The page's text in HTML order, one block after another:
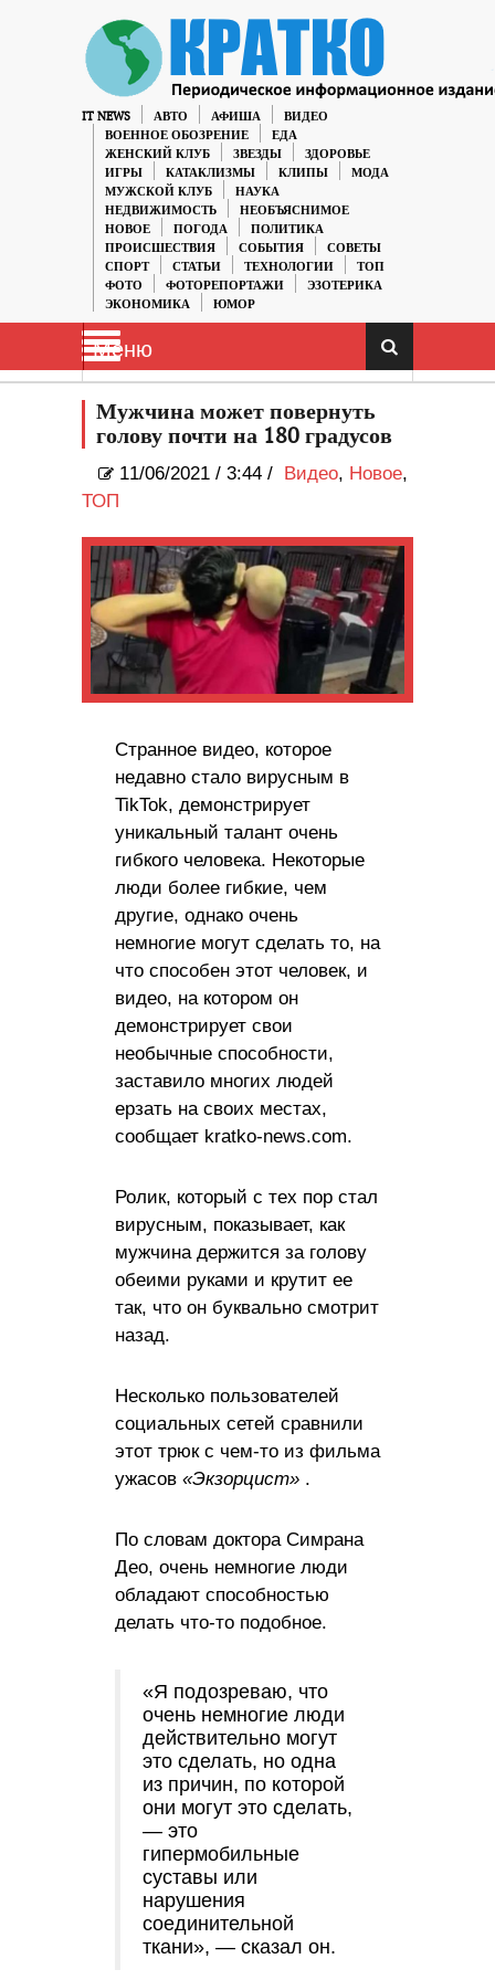
IT NEWS АВТО АФИША
ВИДЕО
ВОЕННОЕ ОБОЗРЕНИЕ
ЕДА
ЖЕНСКИЙ КЛУБ
ЗВЕЗДЫ
ЗДОРОВЬЕ
ИГРЫ
КАТАКЛИЗМЫ КЛИПЫ
МОДА
МУЖСКОЙ КЛУБ
НАУКА
НЕДВИЖИМОСТЬ
НЕОБЪЯСНИМОЕ
НОВОЕ
ПОГОДА
ПОЛИТИКА
ПРОИСШЕСТВИЯ
СОБЫТИЯ
СОВЕТЫ
СПОРТ
СТАТЬИ ТЕХНОЛОГИИ
ТОП
ФОТО
ФОТОРЕПОРТАЖИ
ЭЗОТЕРИКА
ЭКОНОМИКА
ЮМОР
Меню
Мужчина может повернуть
голову почти на 180 градусов
11/06/2021 / 3:44 / Видео, Новое,
ТОП
Странное видео, которое
недавно стало вирусным в
TikTok, демонстрирует
уникальный талант очень
гибкого человека. Некоторые
люди более гибкие, чем
другие, однако очень
немногие могут сделать то, на
что способен этот человек, и
видео, на котором он
демонстрирует свои
необычные способности,
заставило многих людей
ерзать на своих местах,
сообщает kratko-news.com.
Ролик, который с тех пор стал
вирусным, показывает, как
мужчина держится за голову
обеими руками и крутит ее
так, что он буквально смотрит
назад.
Несколько пользователей
социальных сетей сравнили
этот трюк с чем-то из фильма
ужасов «Экзорцист» .
По словам доктора Симрана
Део, очень немногие люди
обладают способностью
делать что-то подобное.
«Я подозреваю, что
очень немногие люди
действительно могут
это сделать, но одна
из причин, по которой
они могут это сделать,
— это
гипермобильные
суставы или
нарушения
соединительной
ткани», — сказал он.